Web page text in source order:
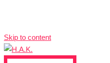
Skip to content